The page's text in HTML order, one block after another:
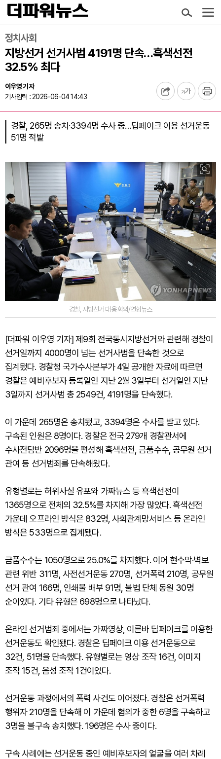
정치사회
지방선거 선거사범 4191명 단속…흑색선전
32.5% 최다
이우영 기자
기사입력 : 2026-06-04 14:43
경찰, 265명 송치·3394명 수사 중…딥페이크 이용 선거운동
51명 적발
경찰, 지방선거 대응 회의/연합뉴스
[더파워 이우영 기자] 제9회 전국동시지방선거와 관련해 경찰이
선거일까지 4000명이 넘는 선거사범을 단속한 것으로
집계됐다. 경찰청 국가수사본부가 4일 공개한 자료에 따르면
경찰은 예비후보자 등록일인 지난 2월 3일부터 선거일인 지난
3일까지 선거사범 총 2549건, 4191명을 단속했다.
이 가운데 265명은 송치됐고, 3394명은 수사를 받고 있다.
구속된 인원은 8명이다. 경찰은 전국 279개 경찰관서에
수사전담반 2096명을 편성해 흑색선전, 금품수수, 공무원 선거
관여 등 선거범죄를 단속해왔다.
유형별로는 허위사실 유포와 가짜뉴스 등 흑색선전이
1365명으로 전체의 32.5%를 차지해 가장 많았다. 흑색선전
가운데 오프라인 방식은 832명, 사회관계망서비스 등 온라인
방식은 533명으로 집계됐다.
금품수수는 1050명으로 25.0%를 차지했다. 이어 현수막·벽보
관련 위반 311명, 사전선거운동 270명, 선거폭력 210명, 공무원
선거 관여 166명, 인쇄물 배부 91명, 불법 단체 동원 30명
순이었다. 기타 유형은 698명으로 나타났다.
온라인 선거범죄 중에서는 가짜영상, 이른바 딥페이크를 이용한
선거운동도 확인됐다. 경찰은 딥페이크 이용 선거운동으로
32건, 51명을 단속했다. 유형별로는 영상 조작 16건, 이미지
조작 15건, 음성 조작 1건이었다.
선거운동 과정에서의 폭력 사건도 이어졌다. 경찰은 선거폭력
행위자 210명을 단속해 이 가운데 혐의가 중한 6명을 구속하고
3명을 불구속 송치했다. 196명은 수사 중이다.
구속 사례에는 선거운동 중인 예비후보자의 얼굴을 여러 차례